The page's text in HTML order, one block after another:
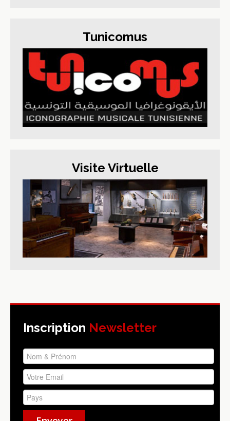
Tunicomus
Visite Virtuelle
Inscription Newsletter